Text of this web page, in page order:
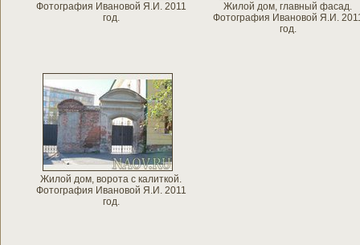
Фотография Ивановой Я.И. 2011
год.
Жилой дом, главный фасад.
Фотография Ивановой Я.И.
год.
Жилой дом, ворота с калиткой.
Фотография Ивановой Я.И. 2011
год.